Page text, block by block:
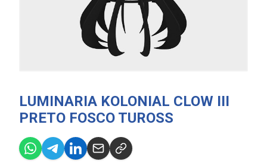
LUMINARIA KOLONIAL CLOW III
PRETO FOSCO TUROSS